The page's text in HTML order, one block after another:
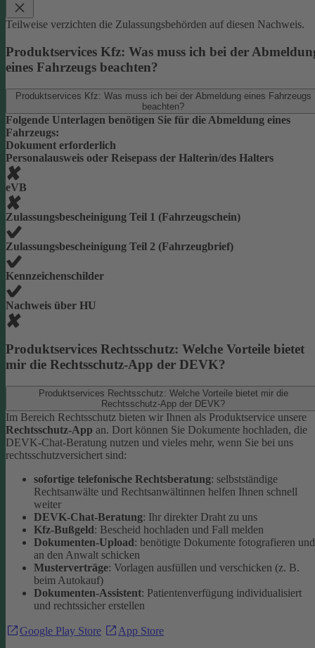
Teilweise verzichten die Zulassungsbehörden auf diesen Nachweis.
Produktservices Kfz: Was muss ich bei der
eines Fahrzeugs beachten?
Produktservices Kfz: Was muss ich bei der Abmeldung eines Fahrzeugs
beachten?
Folgende Unterlagen benötigen Sie für die Abmeldung eines
Fahrzeugs:
Dokument erforderlich
Personalausweis oder Reisepass der Halterin/des Halters
eVB
Zulassungsbescheinigung Teil 1 (Fahrzeugschein)
Zulassungsbescheinigung Teil 2 (Fahrzeugbrief)
Kennzeichenschilder
Nachweis über HU
Produktservices Rechtsschutz: Welche Vorteile bietet
mir die Rechtsschutz-App der DEVK?
Produktservices Rechtsschutz: Welche Vorteile bietet mir die
Rechtsschutz-App der DEVK?
Im Bereich Rechtsschutz bieten wir Ihnen als Produktservice unsere
Rechtsschutz-App an. Dort können Sie Dokumente hochladen, die
DEVK-Chat-Beratung nutzen und vieles mehr, wenn Sie bei uns
rechtsschutzversichert sind:
sofortige telefonische Rechtsberatung: selbstständige
Rechtsanwälte und Rechtsanwältinnen helfen Ihnen schnell
weiter
DEVK-Chat-Beratung: Ihr direkter Draht zu uns
Kfz-Bußgeld: Bescheid hochladen und Fall melden
Dokumenten-Upload: benötigte Dokumente fotografieren und
an den Anwalt schicken
Musterverträge: Vorlagen ausfüllen und verschicken (z. B.
beim Autokauf)
Dokumenten-Assistent: Patientenverfügung individualisiert
und rechtssicher erstellen
Google Play Store App Store